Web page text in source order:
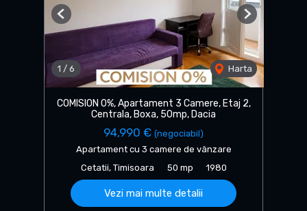
1 / 6 Harta
Previous Next
COMISION 0%, Apartament 3 Camere, Etaj 2,
Centrala, Boxa, 50mp, Dacia
94,990 € (negociabil)
Apartament cu 3 camere de vânzare
Cetatii, Timisoara
50 mp 1980
Vezi mai multe detalii